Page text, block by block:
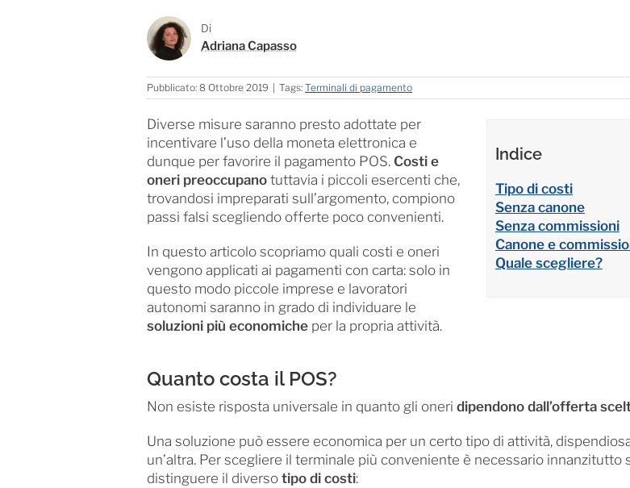
Di
Adriana Capasso
Pubblicato: 8 Ottobre 2019 Tags: Terminali di pagamento
Diverse misure saranno presto adottate per
incentivare l’uso della moneta elettronica e
dunque per favorire il pagamento POS. Costi e
oneri preoccupanotuttavia i piccoli esercenti che,
trovandosi impreparati sull’argomento, compiono
passi falsi scegliendo offerte poco convenienti.
In questo articolo scopriamo quali costi e oneri
vengono applicati ai pagamenti con carta: solo in
questo modo piccole imprese e lavoratori
autonomi saranno in grado di individuare le
soluzioni più economicheper la propria attività.
Indice
Tipo di costi
Senza canone
Senza commissioni
Canone e
Quale scegliere?
Quanto costa il POS?
Non esiste risposta universale in quanto gli oneri dipendono dall’offerta
Una soluzione può essere economica per un certo tipo di attività,
un’altra. Per scegliere il terminale più conveniente è necessario innanzitutto
distinguere il diverso tipo di costi: